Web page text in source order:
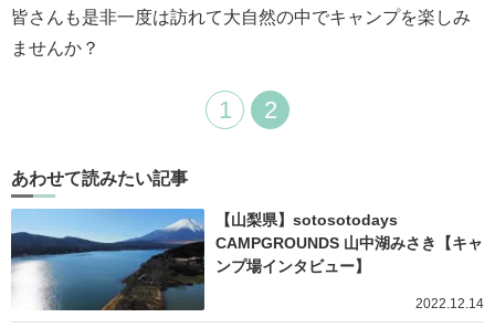
皆さんも是非一度は訪れて大自然の中でキャンプを楽しみ
ませんか？
1 2
あわせて読みたい記事
【山梨県】sotosotodays
CAMPGROUNDS 山中湖みさき【キャ
ンプ場インタビュー】
2022.12.14